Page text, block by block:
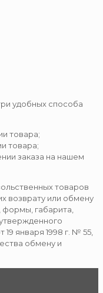
удобных способа
товара;
товара;
заказа на нашем
товаров
возврату или обмену
формы, габарита,
января 1998 г. № 55,
обмену и